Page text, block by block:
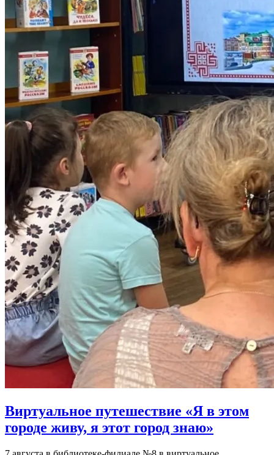
Виртуальное путешествие «Я в этом
городе живу, я этот город знаю»